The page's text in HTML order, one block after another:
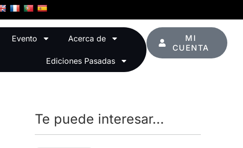
Evento Acerca de
Ediciones Pasadas
MI
CUENTA
Te puede interesar...